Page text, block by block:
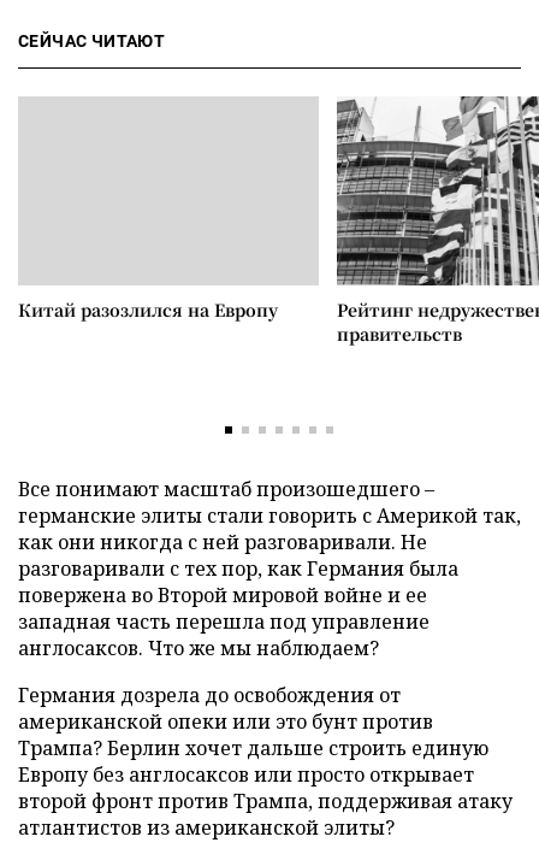
СЕЙЧАС ЧИТАЮТ
Китай разозлился на Европу
Рейтинг
правительств
Все понимают масштаб произошедшего –
германские элиты стали говорить с Америкой так,
как они никогда с ней разговаривали. Не
разговаривали с тех пор, как Германия была
повержена во Второй мировой войне и ее
западная часть перешла под управление
англосаксов. Что же мы наблюдаем?
Германия дозрела до освобождения от
американской опеки или это бунт против
Трампа? Берлин хочет дальше строить единую
Европу без англосаксов или просто открывает
второй фронт против Трампа, поддерживая атаку
атлантистов из американской элиты?